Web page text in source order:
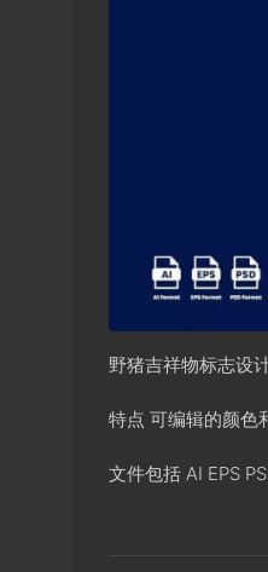
野猪吉祥物标志设
特点 可编辑的颜色
文件包括 AI EPS